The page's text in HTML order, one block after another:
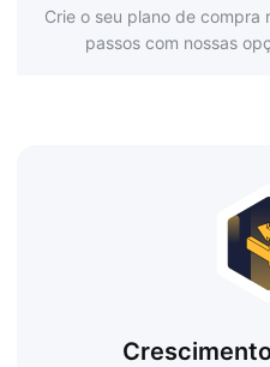
Crie o seu plano de compra
passos com nossas